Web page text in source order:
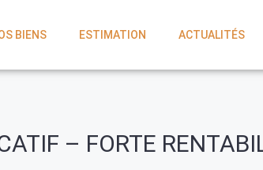
BIENS ESTIMATION ACTUALITÉS
– FORTE